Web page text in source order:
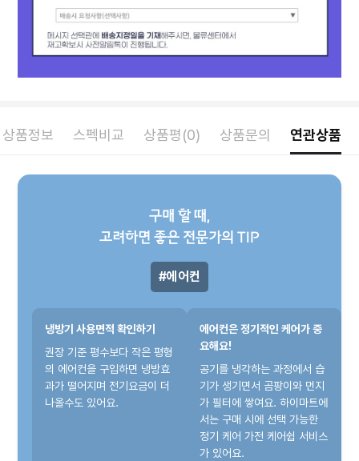
상품정보 스펙비교 상품평(0) 상품문의 연관상품
구매 할 때,
고려하면 좋은 전문가의 TIP
에어컨
냉방기 사용면적 확인하기
권장 기준 평수보다 작은 평형
의 에어컨을 구입하면 냉방효
과가 떨어지며 전기요금이 더
나올수도 있어요.
에어컨은 정기적인 케어가 중
요해요!
공기를 냉각하는 과정에서 습
기가 생기면서 곰팡이와 먼지
가 필터에 쌓여요. 하이마트에
서는 구매 시에 선택 가능한
정기 케어 가전 케어쉽 서비스
가 있어요.